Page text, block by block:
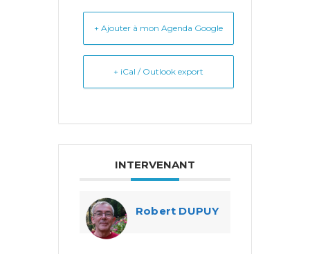
+ Ajouter à mon Agenda Google
+ iCal / Outlook export
INTERVENANT
Robert DUPUY